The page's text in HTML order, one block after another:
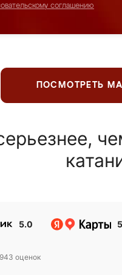
соглашению
ПОСМОТРЕТЬ
5.0
943 оценок